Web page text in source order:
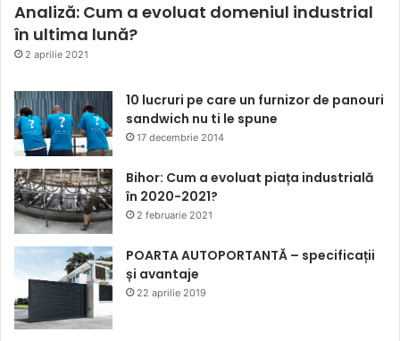
Analiză: Cum a evoluat domeniul industrial
în ultima lună?
2 aprilie 2021
10 lucruri pe care un furnizor de panouri
sandwich nu ti le spune
17 decembrie 2014
Bihor: Cum a evoluat piața industrială
în 2020-2021?
2 februarie 2021
POARTA AUTOPORTANTĂ – specificații
și avantaje
22 aprilie 2019